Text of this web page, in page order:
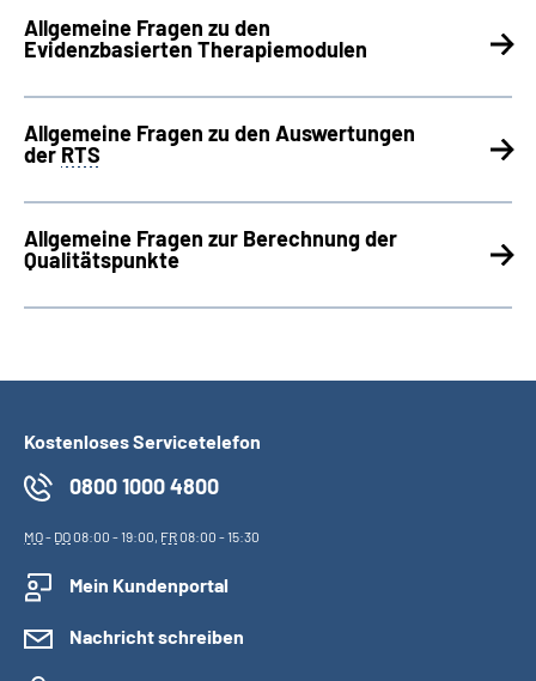
Allgemeine Fragen zu den
Evidenzbasierten Therapiemodulen
Allgemeine Fragen zu den Auswertungen
derRTS
Allgemeine Fragen zur Berechnung der
Qualitätspunkte
Kostenloses Servicetelefon
0800 1000 4800
MO- DO08:00 - 19:00, FR08:00 - 15:30
Mein Kundenportal
Nachricht schreiben